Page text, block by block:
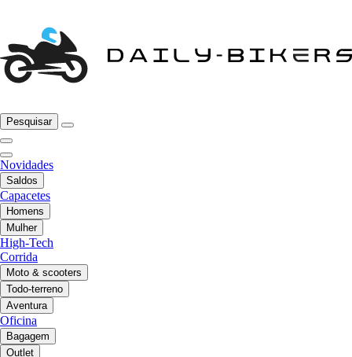
Pesquisar
Novidades
Saldos
Capacetes
Homens
Mulher
High-Tech
Corrida
Moto & scooters
Todo-terreno
Aventura
Oficina
Bagagem
Outlet